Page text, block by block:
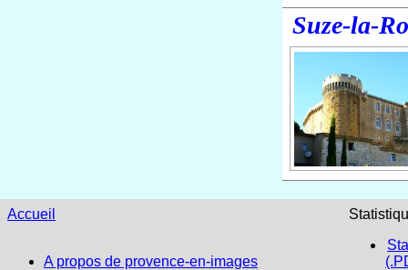
Suze-la-
Accueil
A propos de provence-en-images